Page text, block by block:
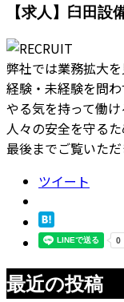
【求人】臼田設
弊社では業務拡大
経験・未経験を問
やる気を持って働
人々の安全を守る
最後までご覧いた
ツイート
最近の投稿